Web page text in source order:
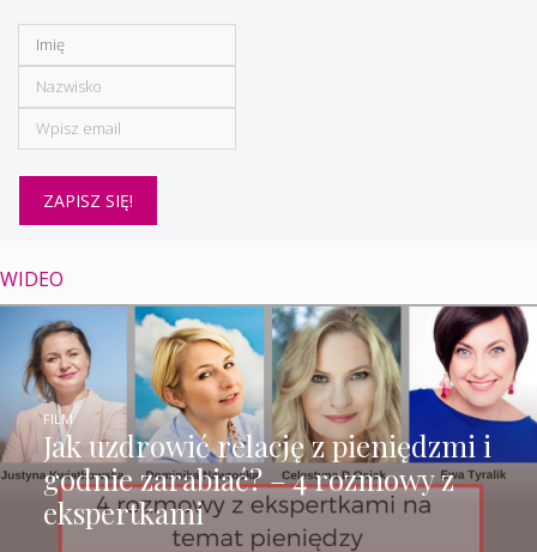
WIDEO
Jak uzdrowić relację z pieniędzmi i
godnie zarabiać? – 4 rozmowy z
ekspertkami
FILM